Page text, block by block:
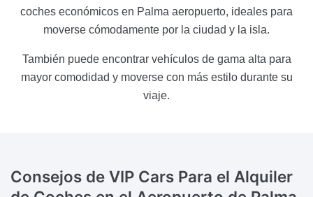
coches económicos en Palma aeropuerto, ideales para
moverse cómodamente por la ciudad y la isla.
También puede encontrar vehículos de gama alta para
mayor comodidad y moverse con más estilo durante su
viaje.
Consejos de VIP Cars Para el Alquiler